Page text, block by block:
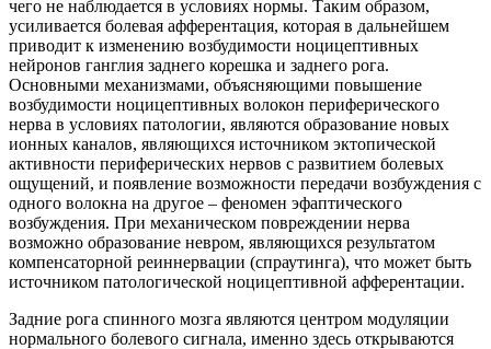
чего не наблюдается в условиях нормы. Таким образом,
усиливается болевая афферентация, которая в дальнейшем
приводит к изменению возбудимости ноцицептивных
нейронов ганглия заднего корешка и заднего рога.
Основными механизмами, объясняющими повышение
возбудимости ноцицептивных волокон периферического
нерва в условиях патологии, являются образование новых
ионных каналов, являющихся источником эктопической
активности периферических нервов с развитием болевых
ощущений, и появление возможности передачи возбуждения с
одного волокна на другое – феномен эфаптического
возбуждения. При механическом повреждении нерва
возможно образование невром, являющихся результатом
компенсаторной реиннервации (спраутинга), что может быть
источником патологической ноцицептивной афферентации.
Задние рога спинного мозга являются центром модуляции
нормального болевого сигнала, именно здесь открываются